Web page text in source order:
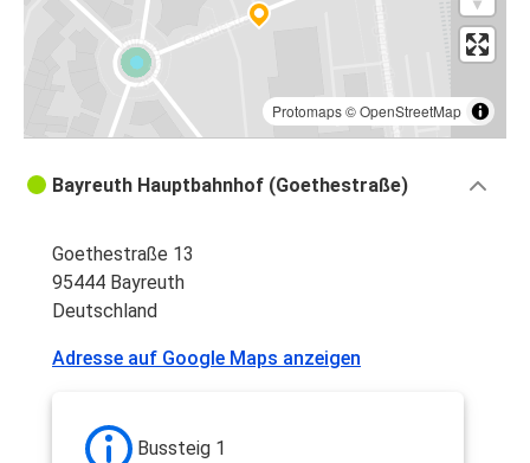
Protomaps©OpenStreetMap
Bayreuth Hauptbahnhof (Goethestraße)
Goethestraße 13
95444 Bayreuth
Deutschland
Adresse auf Google Maps anzeigen
Bussteig 1